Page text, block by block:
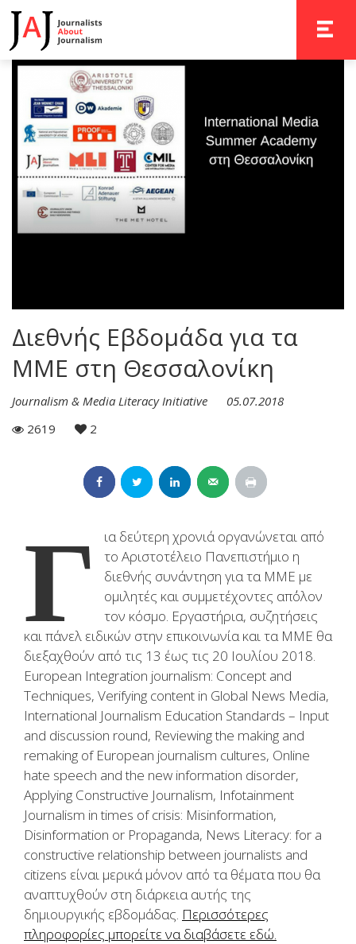
Διεθνής Εβδομάδα για τα
ΜΜΕ στη Θεσσαλονίκη
Journalism & Media Literacy Initiative
05.07.2018
2619
2
Γ
ια δεύτερη χρονιά οργανώνεται από
το Αριστοτέλειο Πανεπιστήμιο η
διεθνής συνάντηση για τα ΜΜΕ με
ομιλητές και συμμετέχοντες απ΄όλον
τον κόσμο. Εργαστήρια, συζητήσεις
και πάνελ ειδικών στην επικοινωνία και τα ΜΜΕ θα
διεξαχθούν από τις 13 έως τις 20 Ιουλίου 2018.
European Integration journalism: Concept and
Techniques, Verifying content in Global News Media,
International Journalism Education Standards – Input
and discussion round, Reviewing the making and
remaking of European journalism cultures, Online
hate speech and the new information disorder,
Applying Constructive Journalism, Infotainment
Journalism in times of crisis: Misinformation,
Disinformation or Propaganda, News Literacy: for a
constructive relationship between journalists and
citizens είναι μερικά μόνον από τα θέματα που θα
αναπτυχθούν στη διάρκεια αυτής της
δημιουργικής εβδομάδας. Περισσότερες
πληροφορίες μπορείτε να διαβάσετε εδώ.